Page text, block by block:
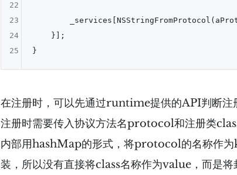
    }];
22
23
24
25
在注册时，可以先通过runtime提供的API判断注
注册时需要传入协议方法名protocol和注册类
内部用hashMap的形式，将protocol的名称作为
装，所以没有直接将class名称作为value，而是